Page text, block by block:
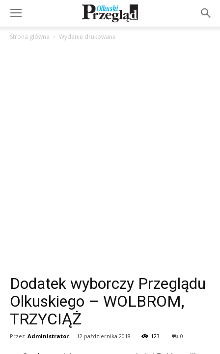
Strona główna Wydanie drukowane
Dodatek wyborczy Przeglądu
Olkuskiego – WOLBROM,
TRZYCIĄŻ
Przez Administrator - 12 października 2018 123 0